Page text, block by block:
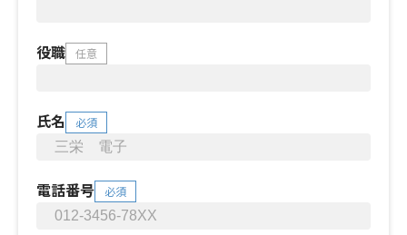
役職 任意
氏名 必須
電話番号 必須